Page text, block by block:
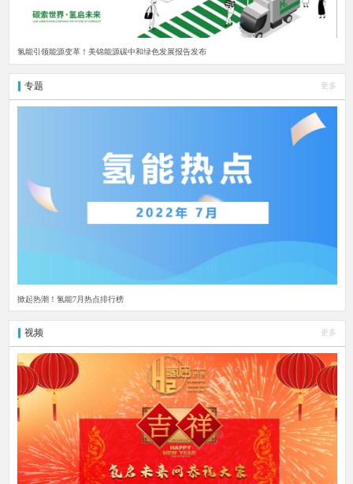
氢能引领能源变革！美锦能源碳中和绿色发展报告发布
专题 更多
掀起热潮！氢能7月热点排行榜
视频 更多